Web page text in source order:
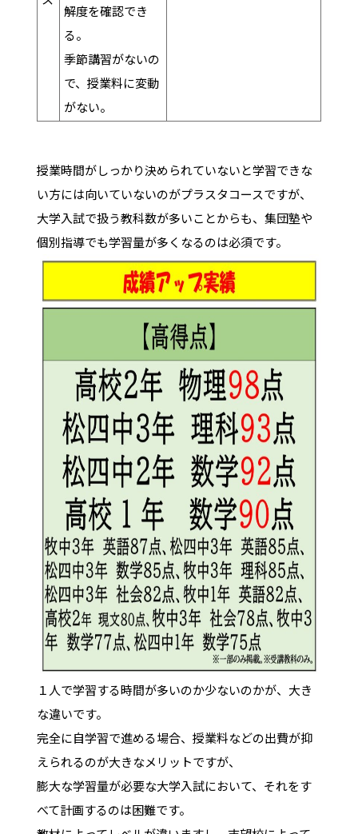
解度を確認でき
る。
季節講習がないの
で、授業料に変動
がない。
授業時間がしっかり決められていないと学習できな
い方には向いていないのがプラスタコースですが、
大学入試で扱う教科数が多いことからも、集団塾や
個別指導でも学習量が多くなるのは必須です。
１人で学習する時間が多いのか少ないのかが、大き
な違いです。
完全に自学習で進める場合、授業料などの出費が抑
えられるのが大きなメリットですが、
膨大な学習量が必要な大学入試において、それをす
べて計画するのは困難です。